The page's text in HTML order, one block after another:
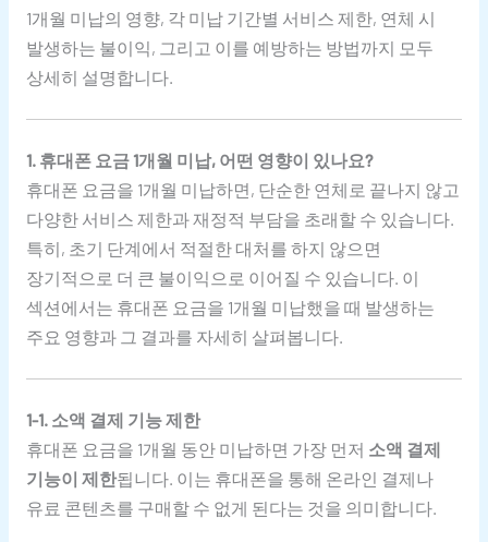
1개월 미납의 영향, 각 미납 기간별 서비스 제한, 연체 시
발생하는 불이익, 그리고 이를 예방하는 방법까지 모두
상세히 설명합니다.
1. 휴대폰 요금 1개월 미납, 어떤 영향이 있나요?
휴대폰 요금을 1개월 미납하면, 단순한 연체로 끝나지 않고
다양한 서비스 제한과 재정적 부담을 초래할 수 있습니다.
특히, 초기 단계에서 적절한 대처를 하지 않으면
장기적으로 더 큰 불이익으로 이어질 수 있습니다. 이
섹션에서는 휴대폰 요금을 1개월 미납했을 때 발생하는
주요 영향과 그 결과를 자세히 살펴봅니다.
1-1. 소액 결제 기능 제한
휴대폰 요금을 1개월 동안 미납하면 가장 먼저 소액 결제
기능이 제한됩니다. 이는 휴대폰을 통해 온라인 결제나
유료 콘텐츠를 구매할 수 없게 된다는 것을 의미합니다.